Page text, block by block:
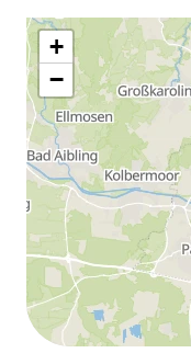
+
−